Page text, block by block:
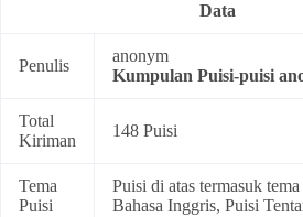
Data
Penulis
anonym
Kumpulan Puisi-puisi
Total
Kiriman
148 Puisi
Tema
Puisi
Puisi di atas termasuk tema
Bahasa Inggris, Puisi